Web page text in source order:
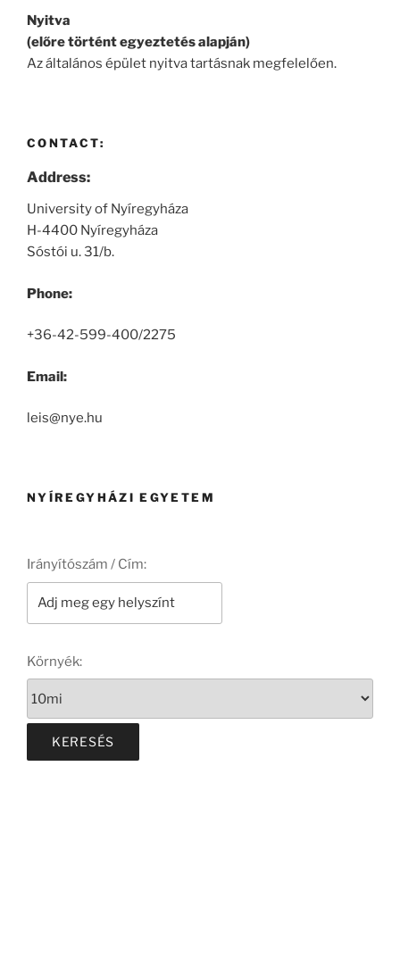
Nyitva
(előre történt egyeztetés alapján)
Az általános épület nyitva tartásnak megfelelően.
CONTACT:
Address:
University of Nyíregyháza
H-4400 Nyíregyháza
Sóstói u. 31/b.
Phone:
+36-42-599-400/2275
Email:
leis@nye.hu
NYÍREGYHÁZI EGYETEM
Irányítószám / Cím:
Környék: